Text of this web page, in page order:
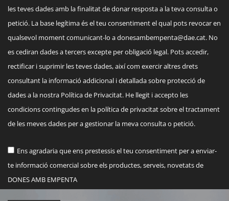
les teves dades amb la finalitat de donar resposta a la teva consulta o
petició. La base legítima és el teu consentiment el qual pots revocar en
qualsevol moment comunicant-lo adonesambempenta@dae.cat. No
es cediran dades a tercers excepte per obligació legal. Pots accedir,
rectificar i suprimir les teves dades, així com exercir altres drets
consultant la informació addicional i detallada sobre protecció de
dades a la nostra Política de Privacitat. He llegit i accepto les
condicions contingudes en la política de privacitat sobre el tractament
de les meves dades per a gestionar la meva consulta o petició.
Ens agradaria que ens prestessis el teu consentiment per a enviar-
te informació comercial sobre els productes, serveis, novetats de
DONES AMB EMPENTA